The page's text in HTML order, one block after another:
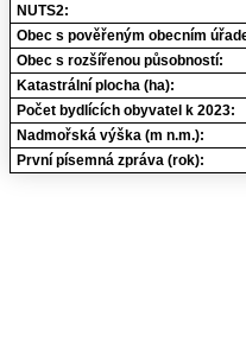
NUTS2:
Obec s pověřeným obecním
Obec s rozšířenou působností:
Katastrální plocha (ha):
Počet bydlících obyvatel k 2023:
Nadmořská výška (m n.m.):
První písemná zpráva (rok):